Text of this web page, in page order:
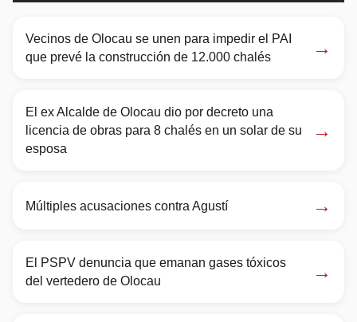
Vecinos de Olocau se unen para impedir el PAI
que prevé la construcción de 12.000 chalés
→
El ex Alcalde de Olocau dio por decreto una
licencia de obras para 8 chalés en un solar de su
esposa
→
Múltiples acusaciones contra Agustí →
El PSPV denuncia que emanan gases tóxicos
del vertedero de Olocau
→